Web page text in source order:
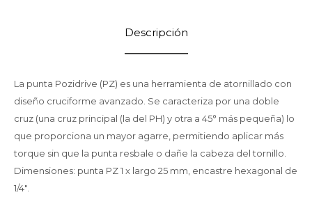
Descripción
La punta Pozidrive (PZ) es una herramienta de atornillado con
diseño cruciforme avanzado. Se caracteriza por una doble
cruz (una cruz principal (la del PH) y otra a 45° más pequeña) lo
que proporciona un mayor agarre, permitiendo aplicar más
torque sin que la punta resbale o dañe la cabeza del tornillo.
Dimensiones: punta PZ 1 x largo 25 mm, encastre hexagonal de
1/4".